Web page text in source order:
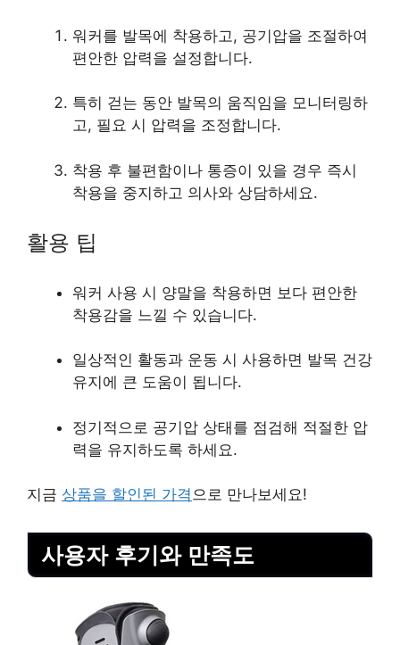
워커를 발목에 착용하고, 공기압을 조절하여
편안한 압력을 설정합니다.
특히 걷는 동안 발목의 움직임을 모니터링하
고, 필요 시 압력을 조정합니다.
착용 후 불편함이나 통증이 있을 경우 즉시
착용을 중지하고 의사와 상담하세요.
활용 팁
워커 사용 시 양말을 착용하면 보다 편안한
착용감을 느낄 수 있습니다.
일상적인 활동과 운동 시 사용하면 발목 건강
유지에 큰 도움이 됩니다.
정기적으로 공기압 상태를 점검해 적절한 압
력을 유지하도록 하세요.
지금 상품을 할인된 가격으로 만나보세요!
사용자 후기와 만족도